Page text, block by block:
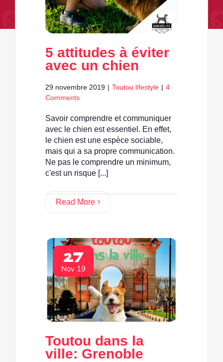
5 attitudes à éviter
avec un chien
29 novembre 2019 | Toutou lifestyle | 4
Comments
Savoir comprendre et communiquer
avec le chien est essentiel. En effet,
le chien est une espèce sociable,
mais qui a sa propre communication.
Ne pas le comprendre un minimum,
c'est un risque [...]
Read More
27
Nov 19
Toutou dans la
ville: Grenoble